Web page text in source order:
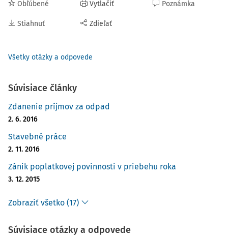
Obľúbené
Stiahnuť
Vytlačiť
Zdieľať
Poznámka
Všetky otázky a odpovede
Súvisiace články
Zdanenie príjmov za odpad
2. 6. 2016
Stavebné práce
2. 11. 2016
Zánik poplatkovej povinnosti v priebehu roka
3. 12. 2015
Zobraziť všetko (17)
Súvisiace otázky a odpovede